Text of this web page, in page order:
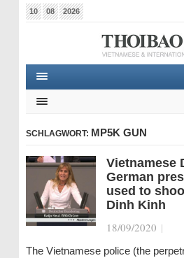
10 08 2026
SCHLAGWORT: MP5K GUN
Vietnamese
German
used to
Dinh Kinh
18/09/2020 |
The Vietnamese police (the